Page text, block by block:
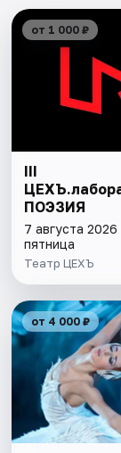
от 1 000 ₽
III
ПОЭЗИЯ
7 августа 2026
пятница
Театр ЦЕХЪ
от 4 000 ₽